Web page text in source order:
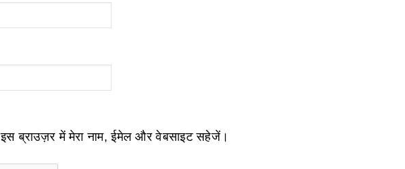
ब्राउज़र में मेरा नाम, ईमेल और वेबसाइट सहेजें।